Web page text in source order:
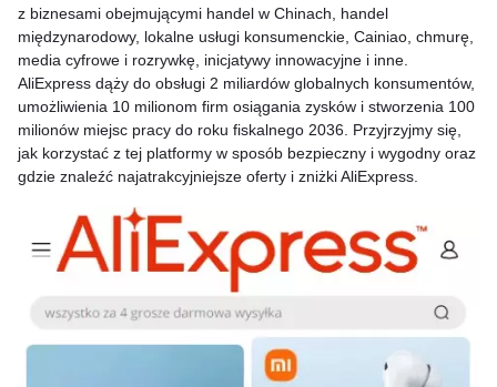
z biznesami obejmującymi handel w Chinach, handel
międzynarodowy, lokalne usługi konsumenckie, Cainiao, chmurę,
media cyfrowe i rozrywkę, inicjatywy innowacyjne i inne.
AliExpress dąży do obsługi 2 miliardów globalnych konsumentów,
umożliwienia 10 milionom firm osiągania zysków i stworzenia 100
milionów miejsc pracy do roku fiskalnego 2036. Przyjrzyjmy się,
jak korzystać z tej platformy w sposób bezpieczny i wygodny oraz
gdzie znaleźć najatrakcyjniejsze oferty i zniżki AliExpress.